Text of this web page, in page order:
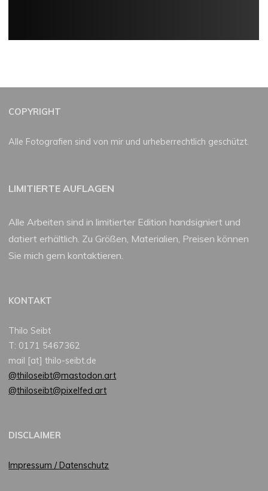
COPYRIGHT
Alle Fotografien sind von mir und urheberrechtlich geschützt.
LIMITIERTE AUFLAGEN
Alle Arbeiten sind in limitierter Edition handsigniert und
datiert erhältlich. Zu Größen, Materialien, Preisen können
Sie mich gern kontaktieren.
KONTAKT
Thilo Seibt
T: 0171 5467362
mail [at] thilo-seibt.de
@thiloseibt@mastodon.art
@thiloseibt@pixelfed.art
DISCLAIMER
Impressum / Datenschutz